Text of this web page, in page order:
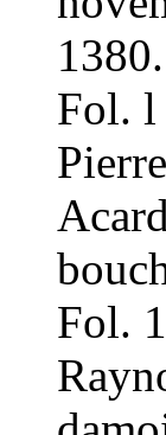
1380.
Fol. l
Fol.